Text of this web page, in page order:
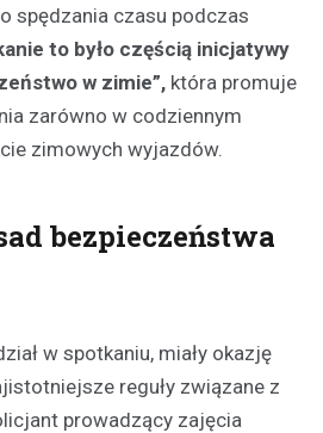
spędzania czasu podczas
to było częścią inicjatywy
w zimie”, która promuje
zarówno w codziennym
zimowych wyjazdów.
bezpieczeństwa
w spotkaniu, miały okazję
reguły związane z
prowadzący zajęcia